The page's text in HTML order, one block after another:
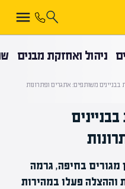
ניהול ואחזקת מבנים
משותפים: אתגרים ופתרונות
מגורים בחיפה, גרמה
וההצלה פעלו במהירות